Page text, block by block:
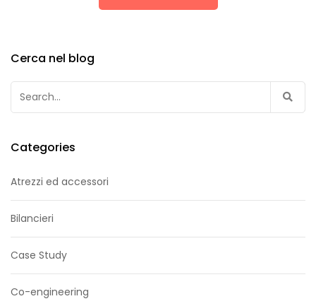
Cerca nel blog
Ricerca
per:
Categories
Atrezzi ed accessori
Bilancieri
Case Study
Co-engineering